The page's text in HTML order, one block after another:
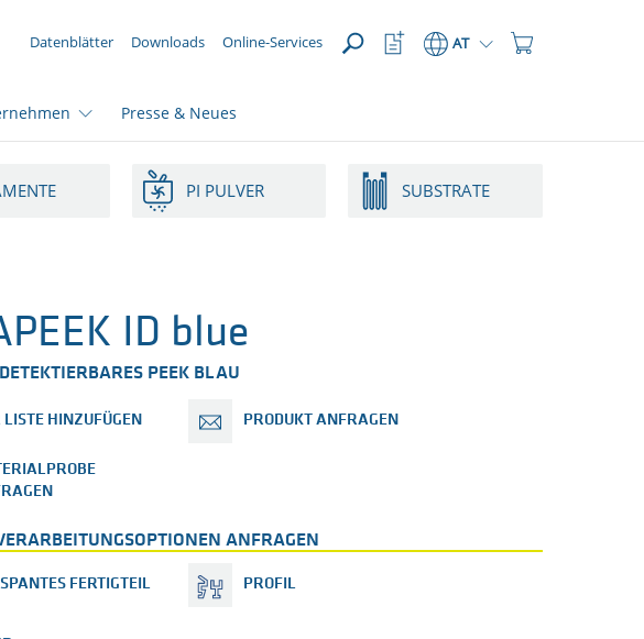
Datenblätter Downloads Online-Services AT
meta_navi_watchlist_icon_aria
Presse & Neues
PI PULVER SUBSTRATE
ID blue
PEEK BLAU
LISTE HINZUFÜGEN PRODUKT ANFRAGEN
ANFRAGEN
FERTIGTEIL PROFIL